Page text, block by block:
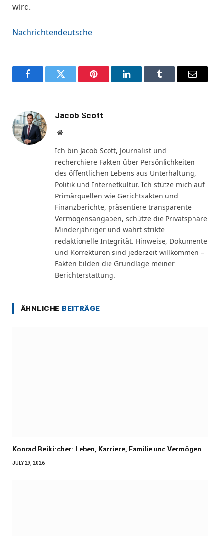
wird.
Nachrichtendeutsche
FacebookTwitter Pinterest LinkedInTumblr Email
Jacob Scott
Website
Ich bin Jacob Scott, Journalist und
recherchiere Fakten über Persönlichkeiten
des öffentlichen Lebens aus Unterhaltung,
Politik und Internetkultur. Ich stütze mich auf
Primärquellen wie Gerichtsakten und
Finanzberichte, präsentiere transparente
Vermögensangaben, schütze die Privatsphäre
Minderjähriger und wahrt strikte
redaktionelle Integrität. Hinweise, Dokumente
und Korrekturen sind jederzeit willkommen –
Fakten bilden die Grundlage meiner
Berichterstattung.
ÄHNLICHE BEITRÄGE
Konrad Beikircher: Leben, Karriere, Familie und Vermögen
JULY 29, 2026